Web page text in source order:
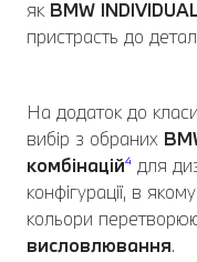
як BMW
пристрасть до
На додаток до
вибір з обраних
комбінацій⁴ для
конфігурації, в
кольори
висловлювання.